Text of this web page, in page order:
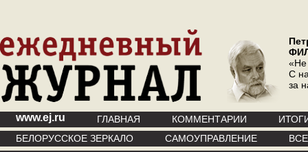
«Не
С
за
www.ej.ru ГЛАВНАЯ КОММЕНТАРИИ
БЕЛОРУССКОЕ ЗЕРКАЛО
САМОУПРАВЛЕНИЕ